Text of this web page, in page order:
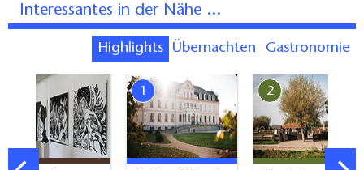
Interessantes in der Nähe ...
Highlights Übernachten Gastronomie
1 2